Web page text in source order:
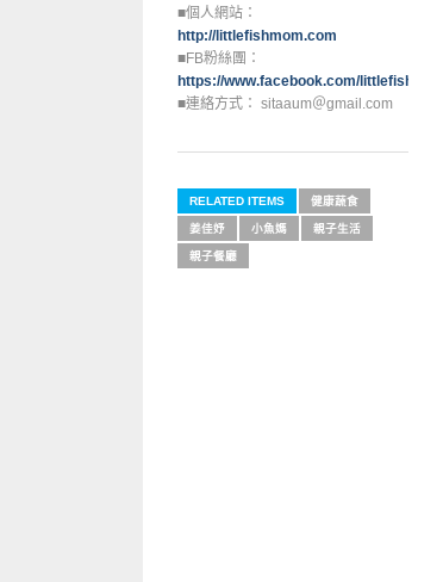
■個人網站：
http://littlefishmom.com
■FB粉絲團：
https://www.facebook.com/littlefishmom
■連絡方式： sitaaum＠gmail.com
RELATED ITEMS 健康蔬食
姜佳妤 小魚媽 親子生活
親子餐廳